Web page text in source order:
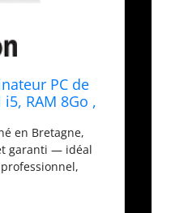
PC de
RAM 8Go ,
Wi-Fi, PC
en Bretagne,
garanti — idéal